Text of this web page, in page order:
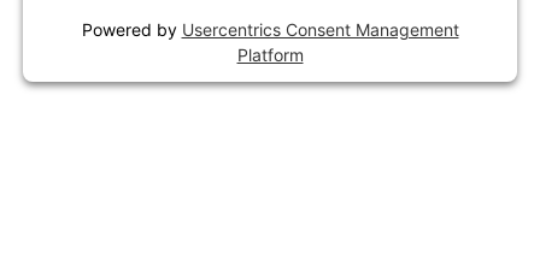
Powered by Usercentrics Consent Management
Platform